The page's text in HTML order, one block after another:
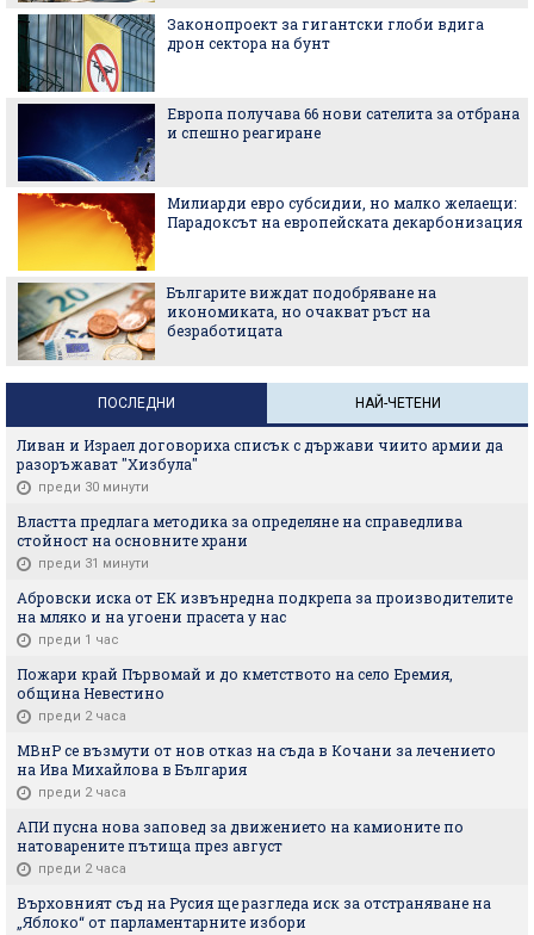
Законопроект за гигантски глоби вдига
дрон сектора на бунт
Европа получава 66 нови сателита за отбрана
и спешно реагиране
Милиарди евро субсидии, но малко желаещи:
Парадоксът на европейската декарбонизация
Българите виждат подобряване на
икономиката, но очакват ръст на
безработицата
ПОСЛЕДНИ НАЙ-ЧЕТЕНИ
Ливан и Израел договориха списък с държави чиито армии да
разоръжават "Хизбула"
преди 30 минути
Властта предлага методика за определяне на справедлива
стойност на основните храни
преди 31 минути
Абровски иска от ЕК извънредна подкрепа за производителите
на мляко и на угоени прасета у нас
преди 1 час
Пожари край Първомай и до кметството на село Еремия,
община Невестино
преди 2 часа
МВнР се възмути от нов отказ на съда в Кочани за лечението
на Ива Михайлова в България
преди 2 часа
АПИ пусна нова заповед за движението на камионите по
натоварените пътища през август
преди 2 часа
Върховният съд на Русия ще разгледа иск за отстраняване на
„Яблоко“ от парламентарните избори